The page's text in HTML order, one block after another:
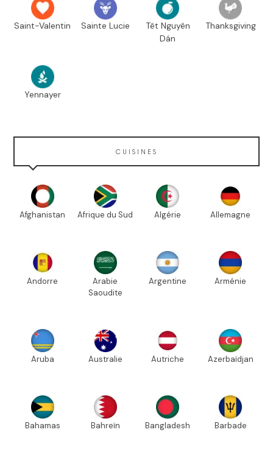
Saint-Valentin Sainte Lucie
Têt Nguyên
Dán
Thanksgiving
Yennayer
CUISINES
Afghanistan Afrique du Sud Algérie Allemagne
Andorre
Arabie
Saoudite
Argentine Arménie
Aruba Australie Autriche Azerbaïdjan
Bahamas Bahreïn Bangladesh Barbade